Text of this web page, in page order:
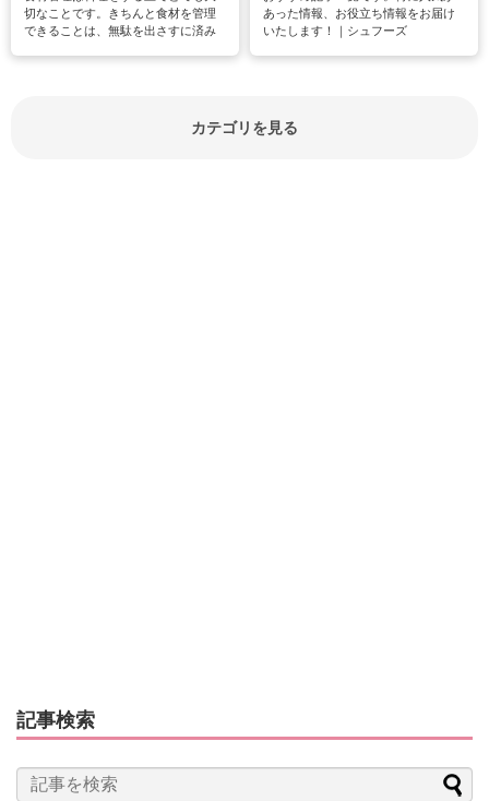
切なことです。きちんと食材を管理
できることは、無駄を出さすに済み
あった情報、お役立ち情報をお届け
いたします！｜シュフーズ
カテゴリを見る
記事検索